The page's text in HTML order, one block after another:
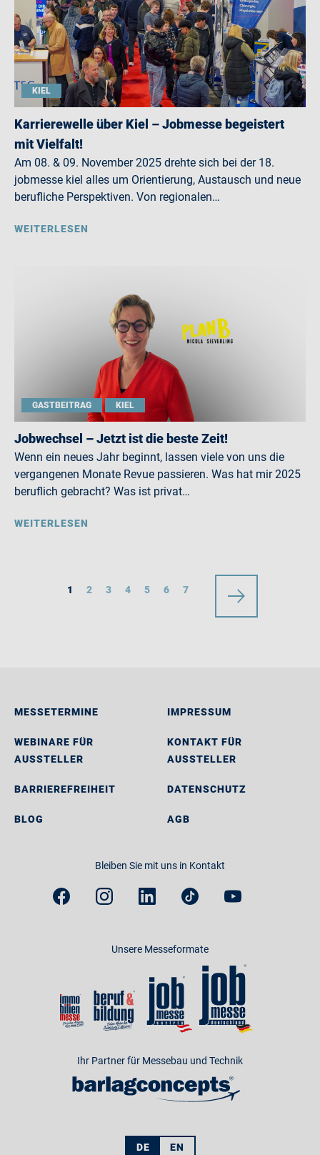
KIEL
Karrierewelle über Kiel – Jobmesse begeistert
mit Vielfalt!
Am 08. & 09. November 2025 drehte sich bei der 18.
jobmesse kiel alles um Orientierung, Austausch und neue
berufliche Perspektiven. Von regionalen…
WEITERLESEN
GASTBEITRAG KIEL
Jobwechsel – Jetzt ist die beste Zeit!
Wenn ein neues Jahr beginnt, lassen viele von uns die
vergangenen Monate Revue passieren. Was hat mir 2025
beruflich gebracht? Was ist privat…
WEITERLESEN
1 2 3 4 5 6 7
MESSETERMINE
WEBINARE FÜR
AUSSTELLER
BARRIEREFREIHEIT
BLOG
IMPRESSUM
KONTAKT FÜR
AUSSTELLER
DATENSCHUTZ
AGB
Bleiben Sie mit uns in Kontakt
Unsere Messeformate
Ihr Partner für Messebau und Technik
DE EN